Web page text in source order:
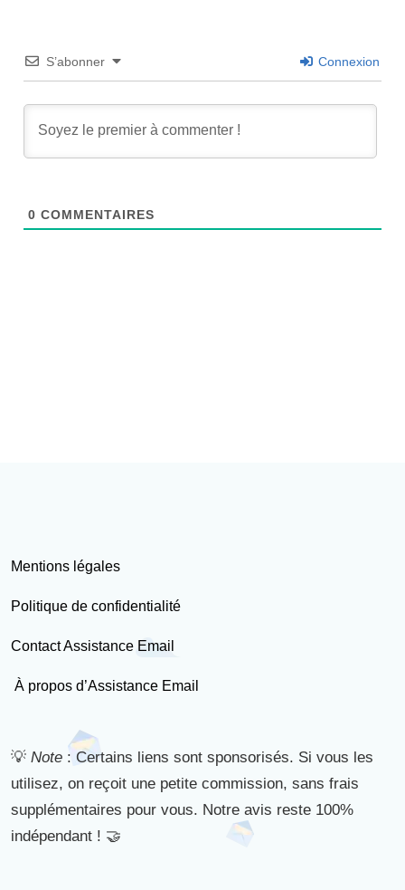
S’abonner Connexion
0 COMMENTAIRES
Mentions légales
Politique de confidentialité
Contact Assistance Email
À propos d’Assistance Email
💡 Note : Certains liens sont sponsorisés. Si vous les
utilisez, on reçoit une petite commission, sans frais
supplémentaires pour vous. Notre avis reste 100%
indépendant ! 🤝